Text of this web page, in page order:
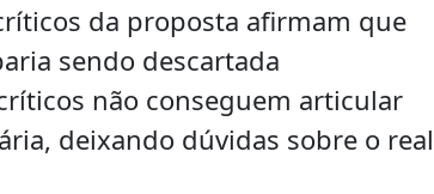
da proposta afirmam que
sendo descartada
não conseguem articular
deixando dúvidas sobre o real